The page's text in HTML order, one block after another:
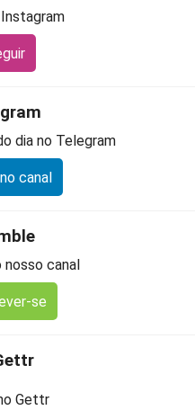
dia no Telegram
canal
nosso canal
se
Gettr